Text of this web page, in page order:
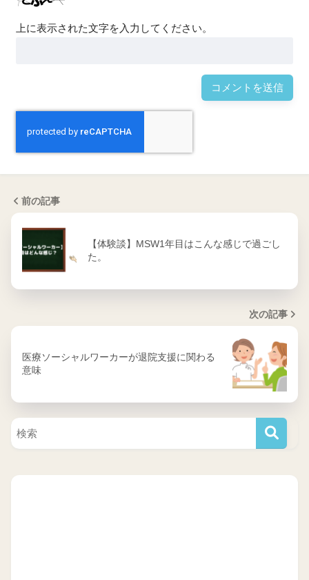
上に表示された文字を入力してください。
前の記事
【体験談】MSW1年目はこんな感じで過ごし
た。
次の記事
医療ソーシャルワーカーが退院支援に関わる
意味